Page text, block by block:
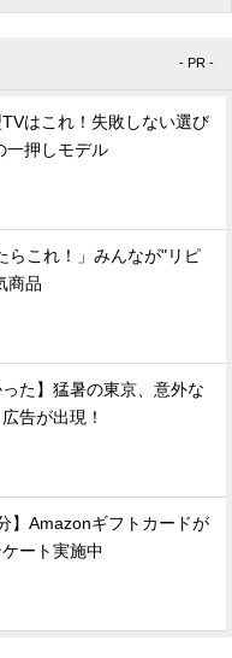
- PR -
はこれ！失敗しない選び
一押しモデル
らこれ！」みんなが"リピ
商品
った】猛暑の東京、意外な
告が出現！
】Amazonギフトカードが
ート実施中